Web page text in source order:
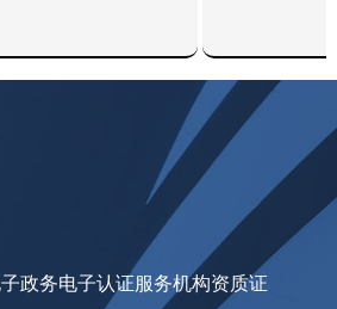
政务电子认证服务机构资质证